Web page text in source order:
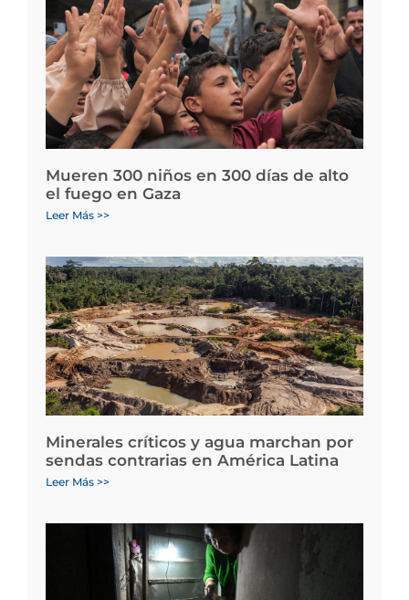
Mueren 300 niños en 300 días de alto
el fuego en Gaza
Leer Más >>
Minerales críticos y agua marchan por
sendas contrarias en América Latina
Leer Más >>